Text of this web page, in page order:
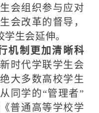
会组织参与应对
会改革的督导，
生会延伸。
机制更加清晰科
时代学联学生会
大多数高校学生
同学的“管理者”
普通高等学校学